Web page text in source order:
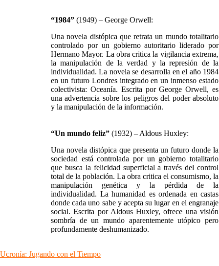
“1984” (1949) – George Orwell:
Una novela distópica que retrata un mundo totalitario
controlado por un gobierno autoritario liderado por
Hermano Mayor. La obra critica la vigilancia extrema,
la manipulación de la verdad y la represión de la
individualidad. La novela se desarrolla en el año 1984
en un futuro Londres integrado en un inmenso estado
colectivista: Oceanía. Escrita por George Orwell, es
una advertencia sobre los peligros del poder absoluto
y la manipulación de la información.
“Un mundo feliz” (1932) – Aldous Huxley:
Una novela distópica que presenta un futuro donde la
sociedad está controlada por un gobierno totalitario
que busca la felicidad superficial a través del control
total de la población. La obra critica el consumismo, la
manipulación genética y la pérdida de la
individualidad. La humanidad es ordenada en castas
donde cada uno sabe y acepta su lugar en el engranaje
social. Escrita por Aldous Huxley, ofrece una visión
sombría de un mundo aparentemente utópico pero
profundamente deshumanizado.
Ucronía: Jugando con el Tiempo